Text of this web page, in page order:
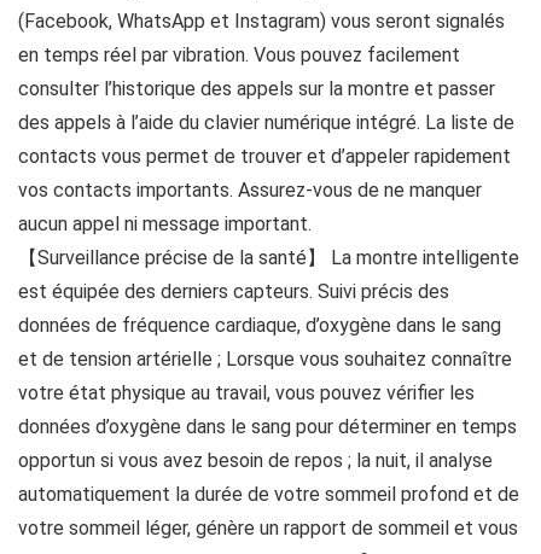
(Facebook, WhatsApp et Instagram) vous seront signalés
en temps réel par vibration. Vous pouvez facilement
consulter l’historique des appels sur la montre et passer
des appels à l’aide du clavier numérique intégré. La liste de
contacts vous permet de trouver et d’appeler rapidement
vos contacts importants. Assurez-vous de ne manquer
aucun appel ni message important.
【Surveillance précise de la santé】 La montre intelligente
est équipée des derniers capteurs. Suivi précis des
données de fréquence cardiaque, d’oxygène dans le sang
et de tension artérielle ; Lorsque vous souhaitez connaître
votre état physique au travail, vous pouvez vérifier les
données d’oxygène dans le sang pour déterminer en temps
opportun si vous avez besoin de repos ; la nuit, il analyse
automatiquement la durée de votre sommeil profond et de
votre sommeil léger, génère un rapport de sommeil et vous